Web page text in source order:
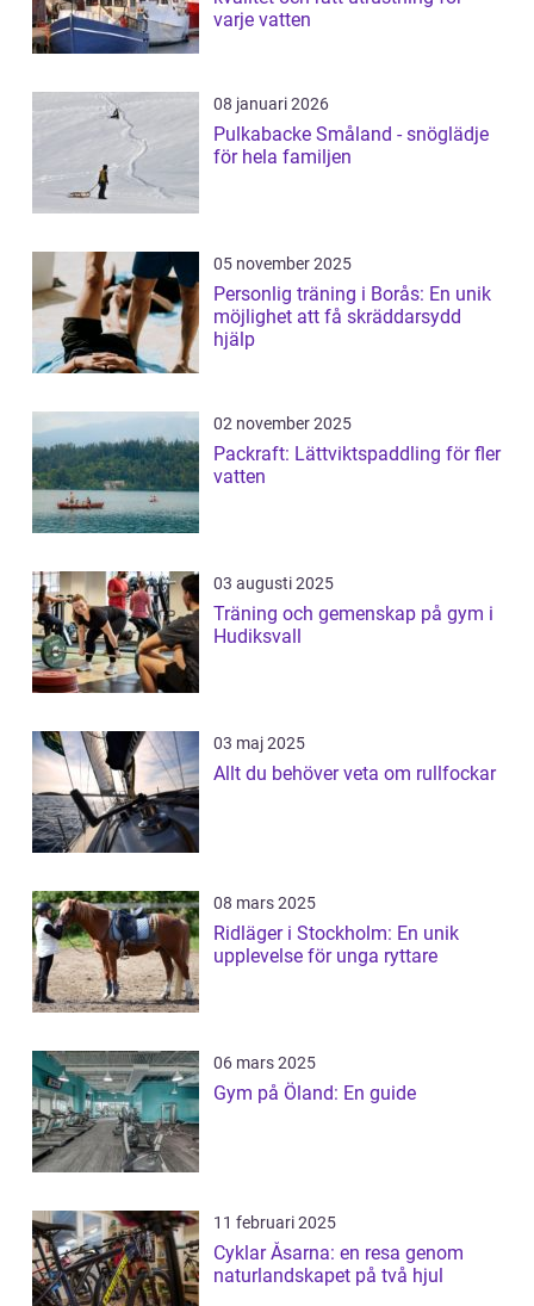
varje vatten
08 januari 2026
Pulkabacke Småland - snöglädje
för hela familjen
05 november 2025
Personlig träning i Borås: En unik
möjlighet att få skräddarsydd
hjälp
02 november 2025
Packraft: Lättviktspaddling för fler
vatten
03 augusti 2025
Träning och gemenskap på gym i
Hudiksvall
03 maj 2025
Allt du behöver veta om rullfockar
08 mars 2025
Ridläger i Stockholm: En unik
upplevelse för unga ryttare
06 mars 2025
Gym på Öland: En guide
11 februari 2025
Cyklar Åsarna: en resa genom
naturlandskapet på två hjul